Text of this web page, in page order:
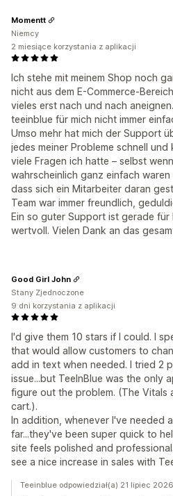
Ich stehe mit meinem Shop noch
nicht aus dem E-Commerce-
vieles erst nach und nach
teeinblue für mich nicht immer
Umso mehr hat mich der Support
jedes meiner Probleme schnell
viele Fragen ich hatte – selbst
wahrscheinlich ganz einfach
dass sich ein Mitarbeiter daran
Team war immer freundlich,
Ein so guter Support ist gerade für
wertvoll. Vielen Dank an das
Momentt
Niemcy
2 miesiące korzystania z aplikacji
I'd give them 10 stars if I could. I
that would allow customers to
add in text when needed. I tried 2
issue...but TeeInBlue was the only
figure out the problem. (The Vitals
cart.).
In addition, whenever I've needed
far...they've been super quick to
site feels polished and
see a nice increase in sales with
Good Girl John
Stany Zjednoczone
9 dni korzystania z aplikacji
Teeinblue odpowiedział(a) 21 lipiec 2026